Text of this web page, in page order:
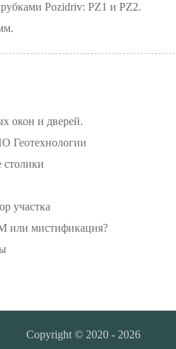
Pozidriv: PZ1 и PZ2.
окон и дверей.
Геотехнологии
столики
участка
или мистификация?
Copyright © 2020 - 2026